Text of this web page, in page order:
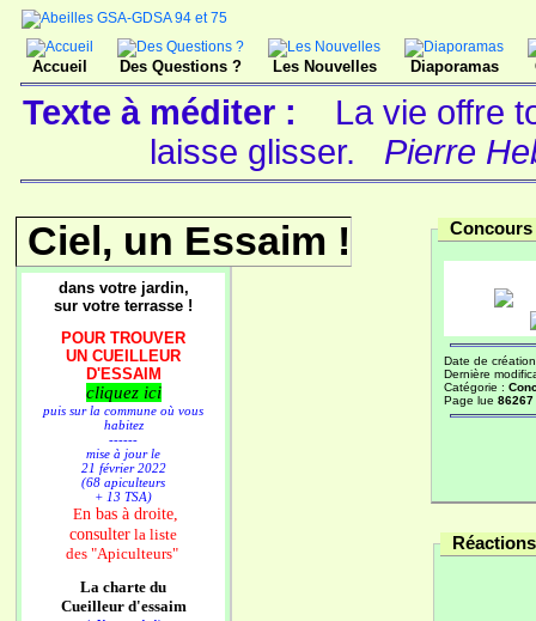
Accueil Des Questions ? Les Nouvelles Diaporamas
Texte à méditer :
La vie offre
laisse glisser.
Pierre
Ciel, un Essaim !
dans votre jardin,
sur votre terrasse !
POUR TROUVER
UN CUEILLEUR
D'ESSAIM
cliquez ici
puis sur la commune où vous
habitez
------
mise à jour le
21 février 2022
(68 apiculteurs
+ 13 TSA)
En bas à droite,
consulter la liste
des "Apiculteurs"
La charte du
Cueilleur d'essaim
Date de
Dernière
Catégorie :
Page lue